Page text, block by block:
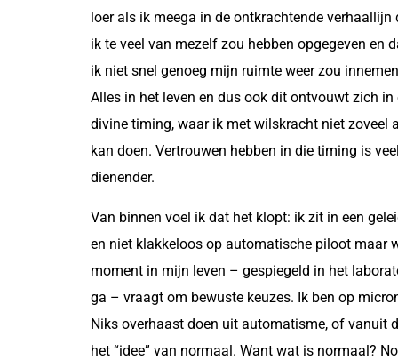
loer als ik meega in de ontkrachtende verhaallijn
ik te veel van mezelf zou hebben opgegeven en
ik niet snel genoeg mijn ruimte weer zou
Alles in het leven en dus ook dit ontvouwt zich in
divine timing, waar ik met wilskracht niet zoveel
kan doen. Vertrouwen hebben in die timing is veel
dienender.
Van binnen voel ik dat het klopt: ik zit in een
en niet klakkeloos op automatische piloot maar
moment in mijn leven – gespiegeld in het
ga – vraagt om bewuste keuzes. Ik ben op
Niks overhaast doen uit automatisme, of vanuit
het “idee” van normaal. Want wat is normaal?